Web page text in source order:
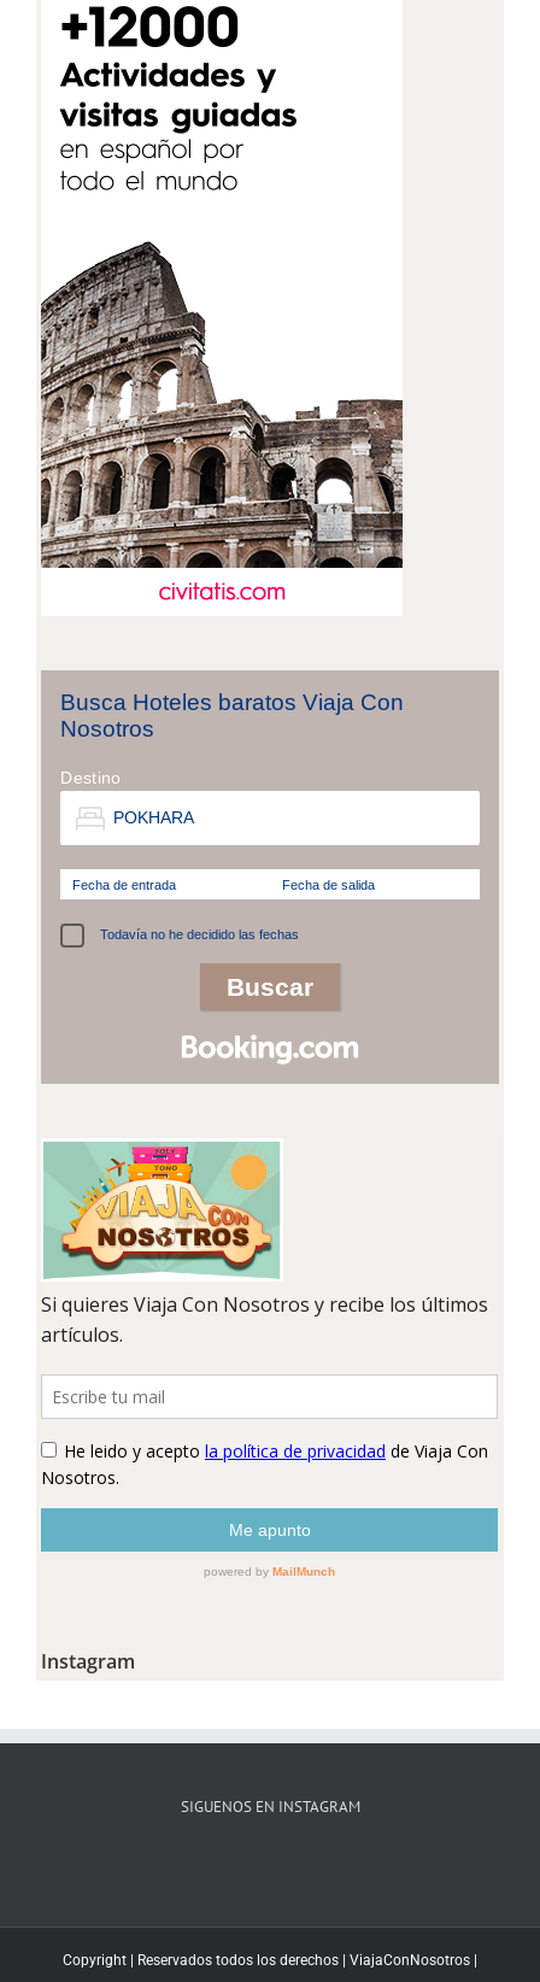
Busca Hoteles baratos Viaja Con
Nosotros
Destino
Fecha de entrada Fecha de salida
Todavía no he decidido las fechas
Instagram
SIGUENOS EN INSTAGRAM
Copyright | Reservados todos los derechos | ViajaConNosotros